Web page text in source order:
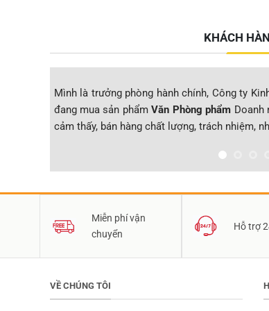
KHÁCH
Mình là trưởng phòng hành chính, Công ty
đang mua sản phẩmVăn Phòng phẩm Doanh
cảm thấy, bán hàng chất lượng, trách nhiệm,
Miễn phí vận
chuyển
Hỗ trợ
VỀ CHÚNG TÔI